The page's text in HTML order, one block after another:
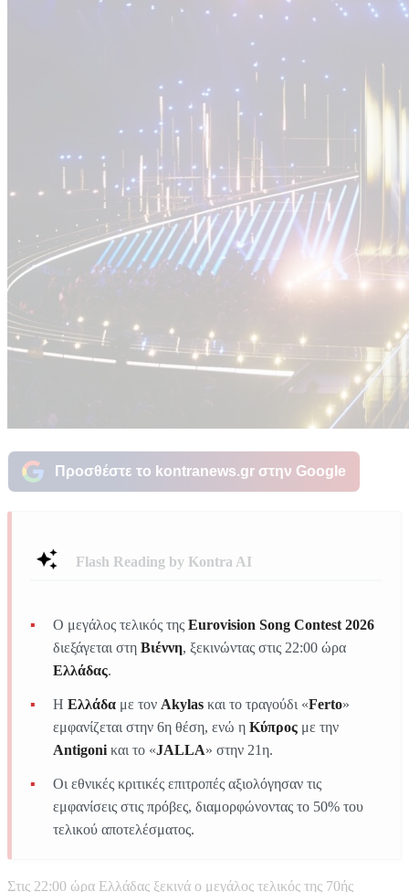
Προσθέστε το kontranews.gr στην Google
Flash Reading by Kontra AI
Ο μεγάλος τελικός της Eurovision Song Contest 2026
διεξάγεται στη Βιέννη, ξεκινώντας στις 22:00 ώρα
Ελλάδας.
Η Ελλάδα με τον Akylas και το τραγούδι «Ferto»
εμφανίζεται στην 6η θέση, ενώ η Κύπρος με την
Antigoni και το «JALLA» στην 21η.
Οι εθνικές κριτικές επιτροπές αξιολόγησαν τις
εμφανίσεις στις πρόβες, διαμορφώνοντας το 50% του
τελικού αποτελέσματος.
Στις 22:00 ώρα Ελλάδας ξεκινά ο μεγάλος τελικός της 70ής